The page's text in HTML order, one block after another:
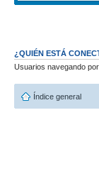
¿QUIÉN ESTÁ
Usuarios navegando
Índice general